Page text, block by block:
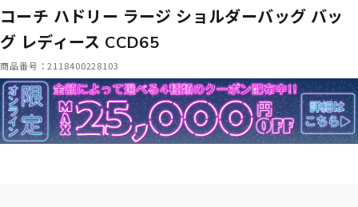
コーチ ハドリー ラージ ショルダーバッグ バッ
グ レディース CCD65
商品番号：2118400228103